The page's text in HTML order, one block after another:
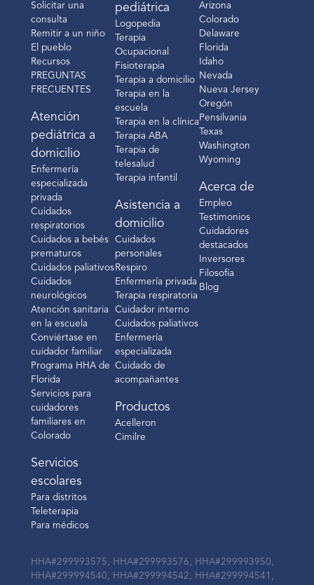
Solicitar una
consulta
Remitir a un niño
El pueblo
Recursos
PREGUNTAS
FRECUENTES
Atención
pediátrica a
domicilio
Enfermería
especializada
privada
Cuidados
respiratorios
Cuidados a bebés
prematuros
Cuidados paliativos
Cuidados
neurológicos
Atención sanitaria
en la escuela
Conviértase en
cuidador familiar
Programa HHA de
Florida
Servicios para
cuidadores
familiares en
Colorado
Servicios
escolares
Para distritos
Teleterapia
Para médicos
pediátrica
Logopedia
Terapia
Ocupacional
Fisioterapia
Terapia a domicilio
Terapia en la
escuela
Terapia en la clínica
Terapia ABA
Terapia de
telesalud
Terapia infantil
Asistencia a
domicilio
Cuidados
personales
Respiro
Enfermería privada
Terapia respiratoria
Cuidador interno
Cuidados paliativos
Enfermería
especializada
Cuidado de
acompañantes
Productos
Acelleron
Cimilre
Arizona
Colorado
Delaware
Florida
Idaho
Nevada
Nueva Jersey
Oregón
Pensilvania
Texas
Washington
Wyoming
Acerca de
Empleo
Testimonios
Cuidadores
destacados
Inversores
Filosofía
Blog
HHA#299993575, HHA#299993576, HHA#299993950,
HHA#299994540, HHA#299994542, HHA#299994541,